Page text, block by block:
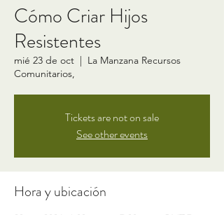
Cómo Criar Hijos
Resistentes
mié 23 de oct
  |
La Manzana Recursos
Comunitarios,
Tickets are not on sale
See other events
Hora y ubicación